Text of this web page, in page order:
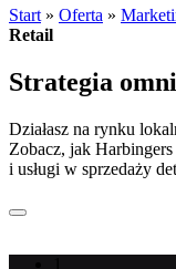
Start » Oferta »
Retail
Strategia
Działasz na rynku
Zobacz, jak
i usługi w sprzedaży